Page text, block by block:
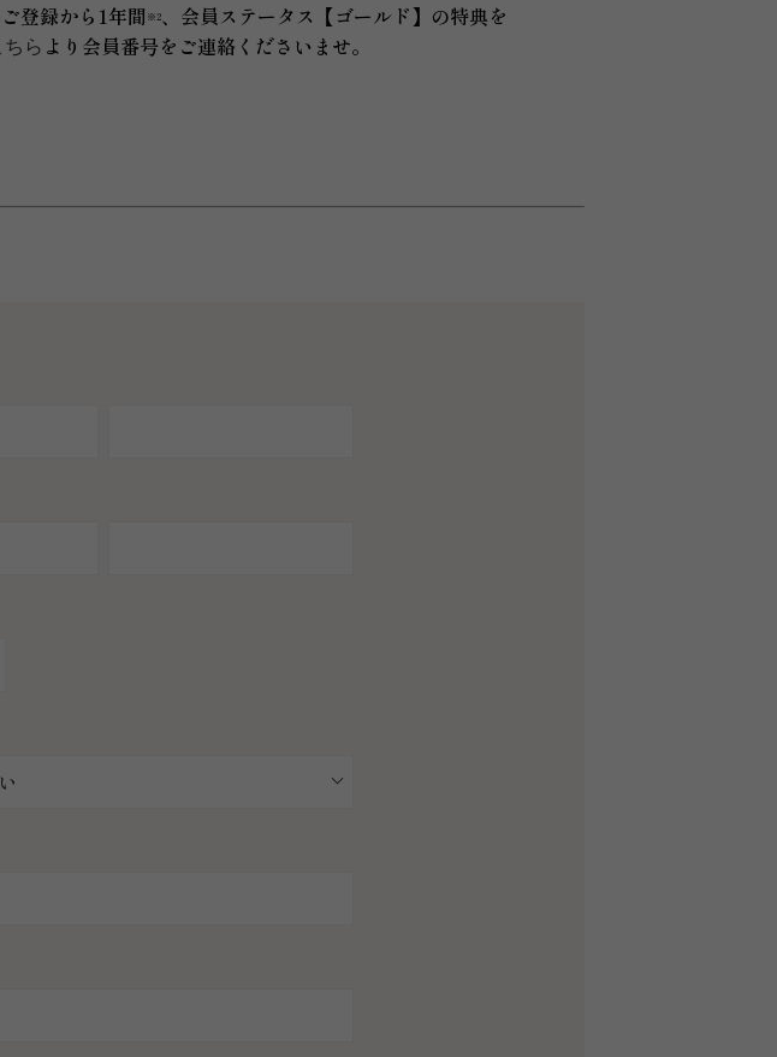
登録から1年間※2、会員ステータス【ゴールド】の特典を
ちら より会員番号をご連絡くださいませ。